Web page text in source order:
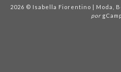
2026 © Isabella Fiorentino | Moda,
por